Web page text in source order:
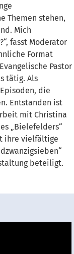
Themen stehen,
Mich
fasst Moderator
Format
Pastor
tätig. Als
die
Entstanden ist
mit Christina
„Bielefelders“
ihre vielfältige
beteiligt.